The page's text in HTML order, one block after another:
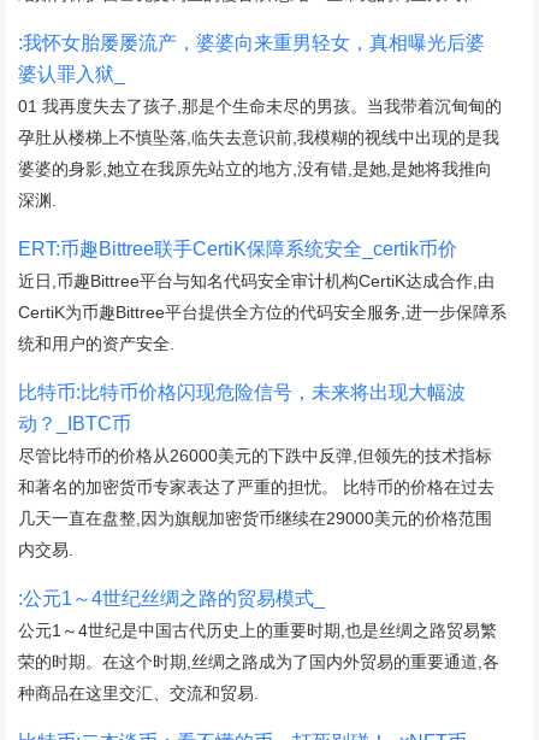
:我怀女胎屡屡流产，婆婆向来重男轻女，真相曝光后婆
婆认罪入狱_
01 我再度失去了孩子,那是个生命未尽的男孩。当我带着沉甸甸的
孕肚从楼梯上不慎坠落,临失去意识前,我模糊的视线中出现的是我
婆婆的身影,她立在我原先站立的地方,没有错,是她,是她将我推向
深渊.
ERT:币趣Bittree联手CertiK保障系统安全_certik币价
近日,币趣Bittree平台与知名代码安全审计机构CertiK达成合作,由
CertiK为币趣Bittree平台提供全方位的代码安全服务,进一步保障系
统和用户的资产安全.
比特币:比特币价格闪现危险信号，未来将出现大幅波
动？_IBTC币
尽管比特币的价格从26000美元的下跌中反弹,但领先的技术指标
和著名的加密货币专家表达了严重的担忧。 比特币的价格在过去
几天一直在盘整,因为旗舰加密货币继续在29000美元的价格范围
内交易.
:公元1～4世纪丝绸之路的贸易模式_
公元1～4世纪是中国古代历史上的重要时期,也是丝绸之路贸易繁
荣的时期。在这个时期,丝绸之路成为了国内外贸易的重要通道,各
种商品在这里交汇、交流和贸易.